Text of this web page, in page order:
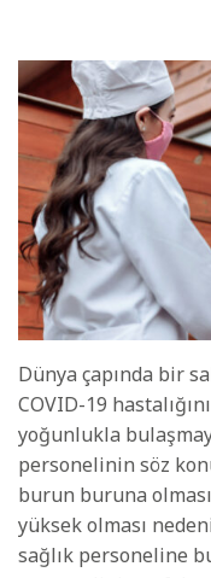
Dünya çapında bir
COVID-19
yoğunlukla
personelinin söz
burun buruna
yüksek olması
sağlık personeline